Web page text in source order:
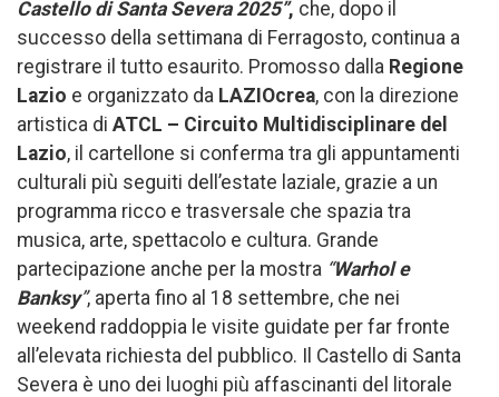
Castello di Santa Severa 2025”, che, dopo il
successo della settimana di Ferragosto, continua a
registrare il tutto esaurito. Promosso dalla Regione
Lazio e organizzato da LAZIOcrea, con la direzione
artistica di ATCL – Circuito Multidisciplinare del
Lazio, il cartellone si conferma tra gli appuntamenti
culturali più seguiti dell’estate laziale, grazie a un
programma ricco e trasversale che spazia tra
musica, arte, spettacolo e cultura. Grande
partecipazione anche per la mostra “Warhol e
Banksy”, aperta fino al 18 settembre, che nei
weekend raddoppia le visite guidate per far fronte
all’elevata richiesta del pubblico. Il Castello di Santa
Severa è uno dei luoghi più affascinanti del litorale